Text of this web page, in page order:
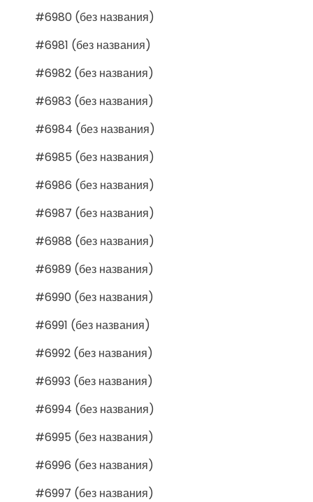
#6980 (без названия)
#6981 (без названия)
#6982 (без названия)
#6983 (без названия)
#6984 (без названия)
#6985 (без названия)
#6986 (без названия)
#6987 (без названия)
#6988 (без названия)
#6989 (без названия)
#6990 (без названия)
#6991 (без названия)
#6992 (без названия)
#6993 (без названия)
#6994 (без названия)
#6995 (без названия)
#6996 (без названия)
#6997 (без названия)